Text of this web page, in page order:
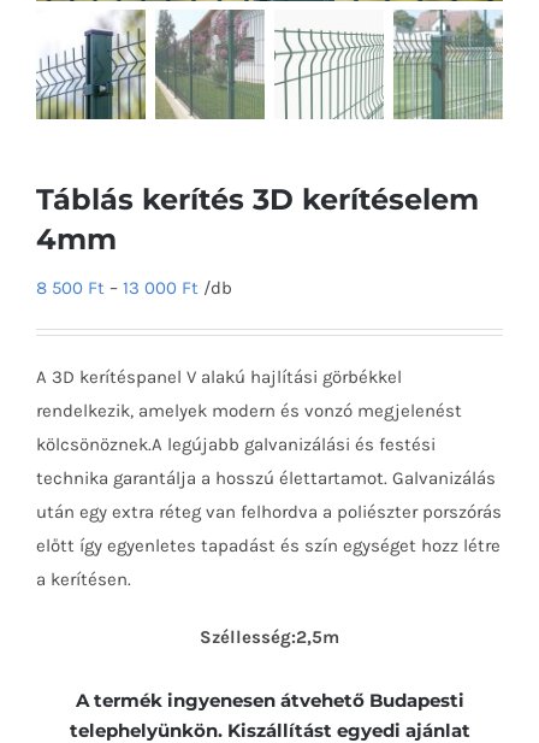
Táblás kerítés 3D kerítéselem
4mm
8 500 Ft – 13 000 Ft /db
A 3D kerítéspanel V alakú hajlítási görbékkel
rendelkezik, amelyek modern és vonzó megjelenést
kölcsönöznek.A legújabb galvanizálási és festési
technika garantálja a hosszú élettartamot. Galvanizálás
után egy extra réteg van felhordva a poliészter porszórás
előtt így egyenletes tapadást és szín egységet hozz létre
a kerítésen.
Széllesség:2,5m
A termék ingyenesen átvehető Budapesti
telephelyünkön. Kiszállítást egyedi ajánlat